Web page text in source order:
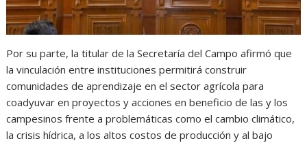
Por su parte, la titular de la Secretaría del Campo afirmó que
la vinculación entre instituciones permitirá construir
comunidades de aprendizaje en el sector agrícola para
coadyuvar en proyectos y acciones en beneficio de las y los
campesinos frente a problemáticas como el cambio climático,
la crisis hídrica, a los altos costos de producción y al bajo